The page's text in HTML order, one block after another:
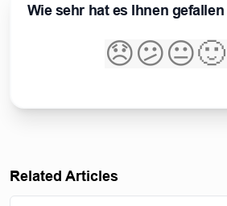
Wie sehr hat es Ihnen gefallen
😞😕😐🙂
Related Articles